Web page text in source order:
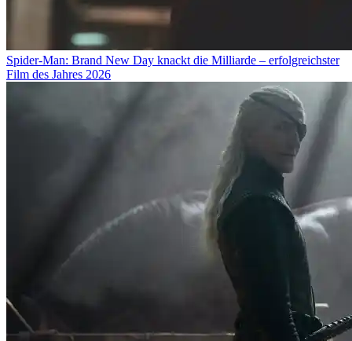
Spider-Man: Brand New Day knackt die Milliarde – erfolgreichster
Film des Jahres 2026